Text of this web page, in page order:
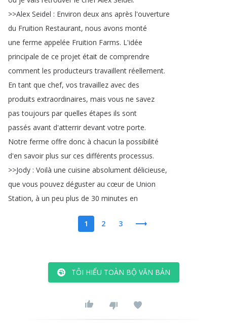
>>Alex Seidel : Environ deux ans après l'ouverture
du Fruition Restaurant, nous avons monté
une ferme appelée Fruition Farms. L'idée
principale de ce projet était de comprendre
comment les producteurs travaillent réellement.
En tant que chef, vos travaillez avec des
produits extraordinaires, mais vous ne savez
pas toujours par quelles étapes ils sont
passés avant d'atterrir devant votre porte.
Notre ferme offre donc à chacun la possibilité
d'en savoir plus sur ces différents processus.
>>Jody : Voilà une cuisine absolument délicieuse,
que vous pouvez déguster au cœur de Union
Station, à un peu plus de 30 minutes en
1 2 3
TÔI HIỂU TOÀN BỘ VĂN BẢN